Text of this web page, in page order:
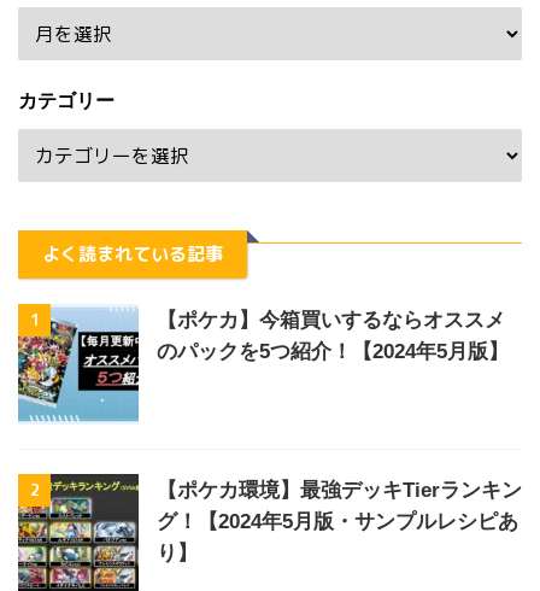
カテゴリー
よく読まれている記事
1
【ポケカ】今箱買いするならオススメ
のパックを5つ紹介！【2024年5月版】
2
【ポケカ環境】最強デッキTierランキン
グ！【2024年5月版・サンプルレシピあ
り】